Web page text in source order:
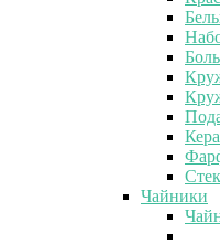
Чайники